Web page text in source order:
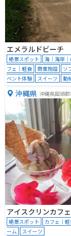
エメラルドビーチ
絶景スポット 海｜海岸
フェ｜軽食
商業施設 ソ
ベント体験
スイーツ 動
沖縄県 沖縄県国頭
−１
アイスクリンカフ
絶景スポット カフェ｜
ーム
スイーツ